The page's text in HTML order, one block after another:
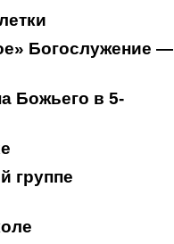
Богослужение —
Божьего в 5-
группе